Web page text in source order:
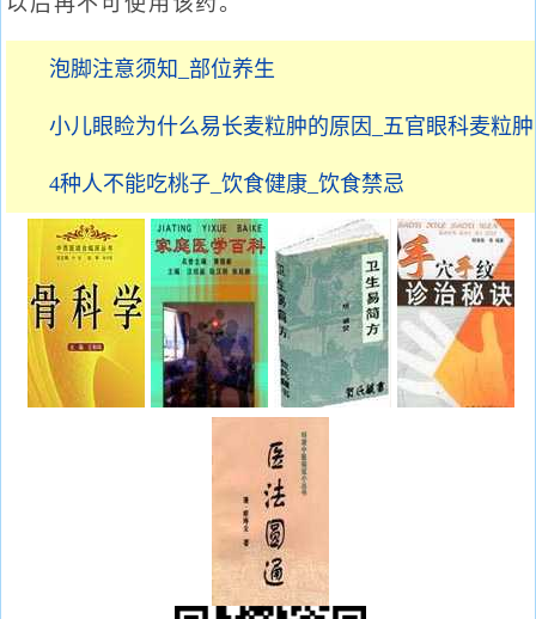
泡脚注意须知_部位养生
小儿眼睑为什么易长麦粒肿的原因_五官眼科麦粒肿
4种人不能吃桃子_饮食健康_饮食禁忌